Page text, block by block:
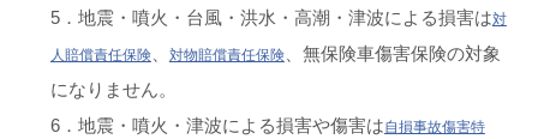
5．地震・噴火・台風・洪水・高潮・津波による損害は対
人賠償責任保険、 対物賠償責任保険、無保険車傷害保険の対象
になりません。
6．地震・噴火・津波による損害や傷害は自損事故傷害特